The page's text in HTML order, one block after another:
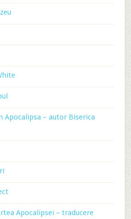
Apocalipsa – autor Biserica
Apocalipsei – traducere